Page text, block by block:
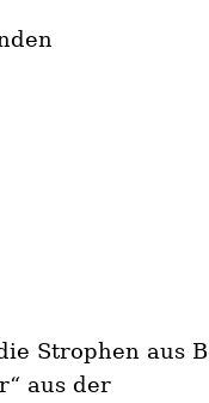
Strophen aus
aus der